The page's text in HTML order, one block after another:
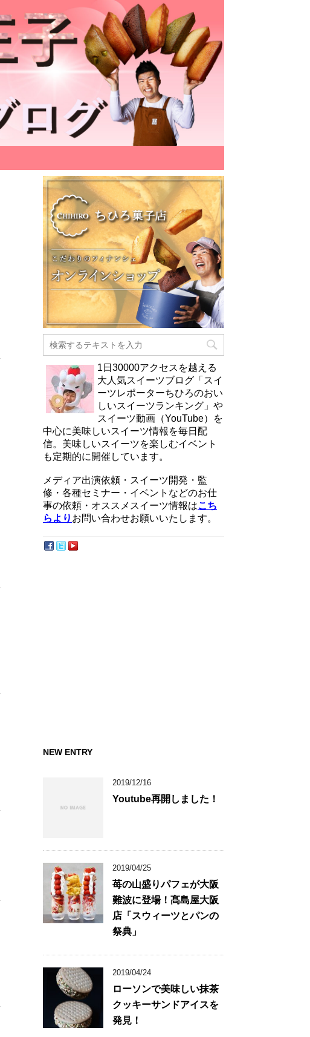
1日30000アクセスを越える
大人気スイーツブログ「スイ
ーツレポーターちひろのおい
しいスイーツランキング」や
スイーツ動画（YouTube）を
中心に美味しいスイーツ情報を毎日配
信。美味しいスイーツを楽しむイベント
も定期的に開催しています。
メディア出演依頼・スイーツ開発・監
修・各種セミナー・イベントなどのお仕
事の依頼・オススメスイーツ情報はこち
らより お問い合わせお願いいたします。
NEW ENTRY
2019/12/16
Youtube再開しました！
2019/04/25
苺の山盛りパフェが大阪
難波に登場！髙島屋大阪
店「スウィーツとパンの
祭典」
2019/04/24
ローソンで美味しい抹茶
クッキーサンドアイスを
発見！